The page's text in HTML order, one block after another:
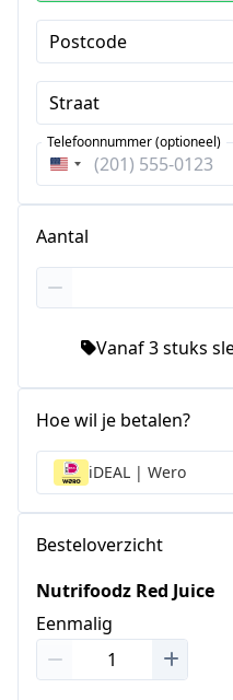
Postcode
Straat
Verenigde
Telefoonnummer (optioneel)
Aantal
Vanaf 3 stuks
Hoe wil je betalen?
iDEAL | Wero
Besteloverzicht
Nutrifoodz Red Juice
Eenmalig